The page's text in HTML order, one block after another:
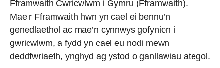
Fframwaith Cwricwlwm i Gymru (Fframwaith).
Mae’r Fframwaith hwn yn cael ei bennu’n
genedlaethol ac mae’n cynnwys gofynion i
gwricwlwm, a fydd yn cael eu nodi mewn
deddfwriaeth, ynghyd ag ystod o ganllawiau ategol.